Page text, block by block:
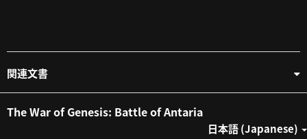
関連文書
The War of Genesis: Battle of Antaria
日本語 (Japanese)